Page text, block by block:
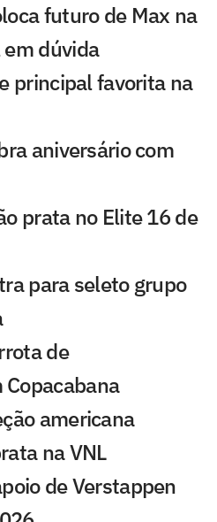
futuro de Max na
dúvida
principal favorita na
aniversário com
prata no Elite 16 de
para seleto grupo
de
americana
na VNL
de Verstappen